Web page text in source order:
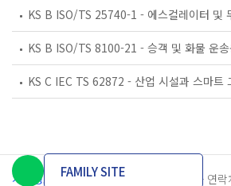
개인정보처리방침 이용약관 담당자 연락
FAMILY SITE